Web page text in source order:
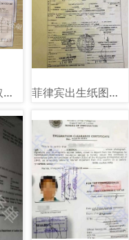
菲律宾大使馆取证单图片样式讲解 菲律宾出生纸图片样式讲解